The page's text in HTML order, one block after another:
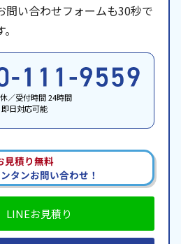
問い合わせフォームも30秒で
／受付時間 24時間
即日対応可能
見積り無料
タンお問い合わせ！
LINEお見積り